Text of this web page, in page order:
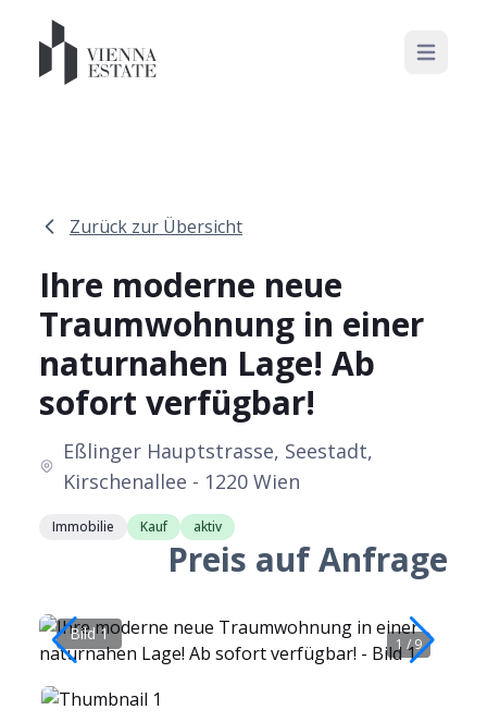
Open
Zurück zur Übersicht
Ihre moderne neue
Traumwohnung in einer
naturnahen Lage! Ab
sofort verfügbar!
Eßlinger Hauptstrasse, Seestadt,
Kirschenallee - 1220 Wien
Immobilie Kauf aktiv
Preis auf Anfrage
Bild 1
1 /9